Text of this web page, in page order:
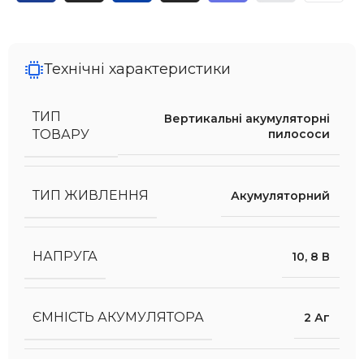
Технічні характеристики
ТИП
ТОВАРУ
Вертикальні акумуляторні
пилососи
ТИП ЖИВЛЕННЯ Акумуляторний
НАПРУГА 10, 8 В
ЄМНІСТЬ АКУМУЛЯТОРА 2 Аг